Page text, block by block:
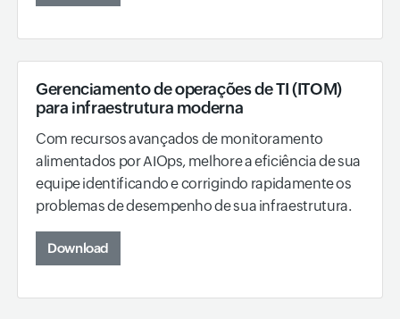
Gerenciamento de operações de TI (ITOM)
para infraestrutura moderna
Com recursos avançados de monitoramento
alimentados por AIOps, melhore a eficiência de sua
equipe identificando e corrigindo rapidamente os
problemas de desempenho de sua infraestrutura.
Download